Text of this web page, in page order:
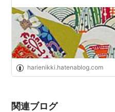
harienikki.hatenablog.com
関連ブログ